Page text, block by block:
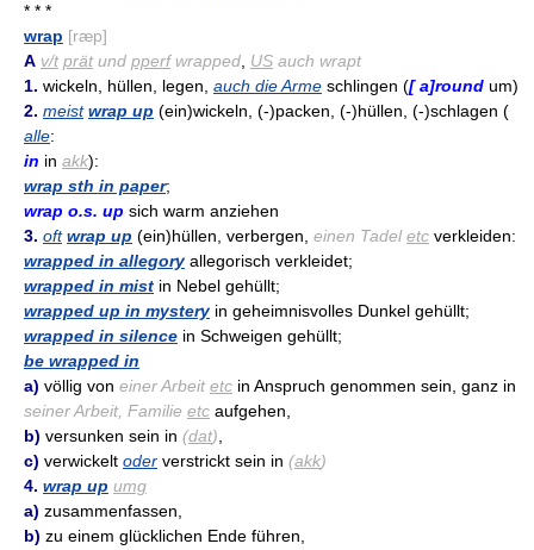
* * *
wrap [ræp]
A v/t prät und pperfwrapped US auch wrapt
1. wickeln, hüllen, legen, auch die Arme schlingen ([ a]round um)
2. meist wrap up (ein)wickeln, (-)packen, (-)hüllen, (-)schlagen (
alle:
in in akk):
wrap sth in paper;
wrap o.s. up sich warm anziehen
3. oft wrap up (ein)hüllen, verbergen, einen Tadeletc verkleiden:
wrapped in allegoryallegorisch verkleidet;
wrapped in mist in Nebel gehüllt;
wrapped up in mysteryin geheimnisvolles Dunkel gehüllt;
wrapped in silence in Schweigen gehüllt;
be wrapped in
a) völlig von einer Arbeit etc in Anspruch genommen sein, ganz in
seiner Arbeit, Familie etc aufgehen,
b) versunken sein in (dat)
c) verwickelt oder verstrickt sein in (akk)
4. wrap up umg
a) zusammenfassen,
b) zu einem glücklichen Ende führen,